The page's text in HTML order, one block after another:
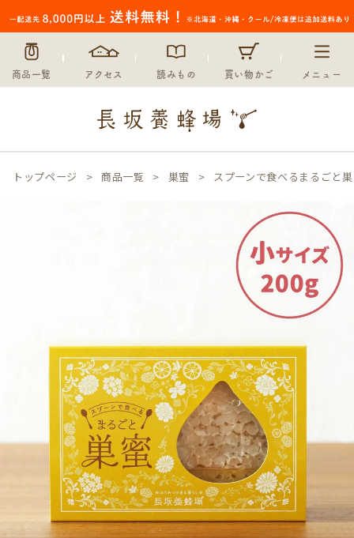
商品一覧 アクセス 読みもの 買い物かご メニュー
トップページ 商品一覧 巣蜜 スプーンで食べるまるごと